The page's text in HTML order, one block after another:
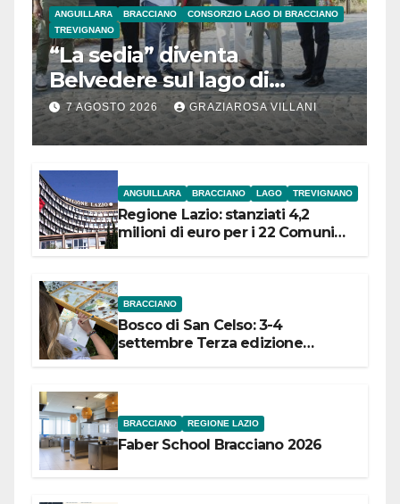
ANGUILLARA BRACCIANO
CONSORZIO LAGO DI BRACCIANO
TREVIGNANO
“La sedia” diventa
Belvedere sul lago di
Bracciano: ieri
l’inaugurazione
7 AGOSTO 2026 GRAZIAROSA VILLANI
ANGUILLARA BRACCIANO LAGO TREVIGNANO
Regione Lazio: stanziati 4,2
milioni di euro per i 22 Comuni
BRACCIANO
Bosco di San Celso: 3-4
settembre Terza edizione
BRACCIANO REGIONE LAZIO
Faber School Bracciano 2026